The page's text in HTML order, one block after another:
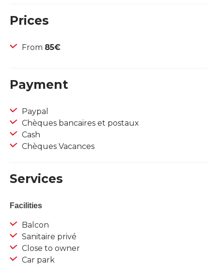
Prices
From 85€
Payment
Paypal
Chèques bancaires et postaux
Cash
Chèques Vacances
Services
Facilities
Balcon
Sanitaire privé
Close to owner
Car park